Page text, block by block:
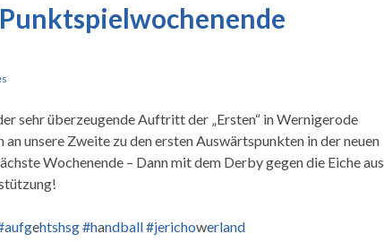
sehr überzeugende Auftritt der „Ersten“ in Wernigerode
unsere Zweite zu den ersten Auswärtspunkten in der neuen
Wochenende – Dann mit dem Derby gegen die Eiche aus
ehtshsg #handball #jerichowerland